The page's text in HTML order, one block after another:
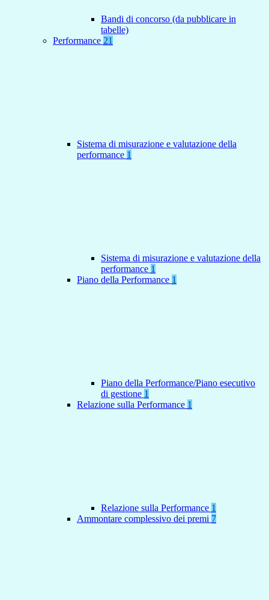
Bandi di concorso (da pubblicare in
tabelle)
Performance 21
Sistema di misurazione e valutazione della
performance 1
Sistema di misurazione e valutazione della
performance 1
Piano della Performance 1
Piano della Performance/Piano esecutivo
di gestione 1
Relazione sulla Performance 1
Relazione sulla Performance 1
Ammontare complessivo dei premi 7